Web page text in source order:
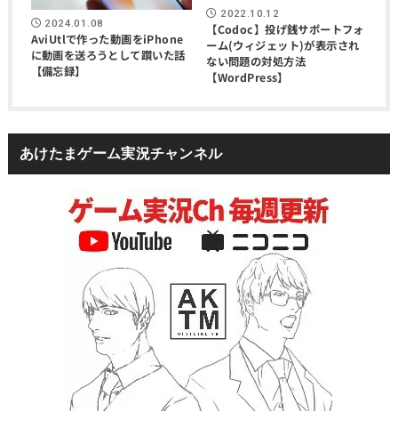
2024.01.08
AviUtlで作った動画をiPhone
に動画を送ろうとして躓いた話
【備忘録】
2022.10.12
【Codoc】投げ銭サポートフォ
ーム(ウィジェット)が表示され
ない問題の対処方法
【WordPress】
あけたまゲーム実況チャンネル